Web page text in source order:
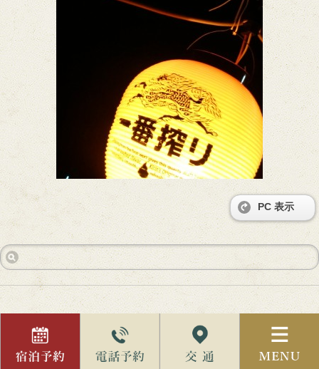
PC 表示
前の記事へ 次の記事へ